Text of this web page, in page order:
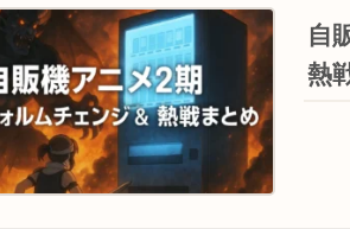
自
熱